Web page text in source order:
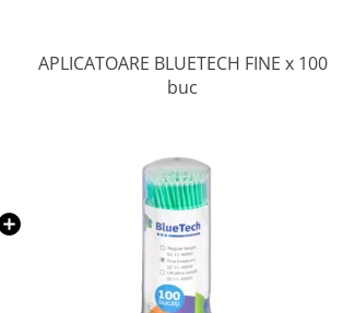
APLICATOARE BLUETECH FINE x 100
buc